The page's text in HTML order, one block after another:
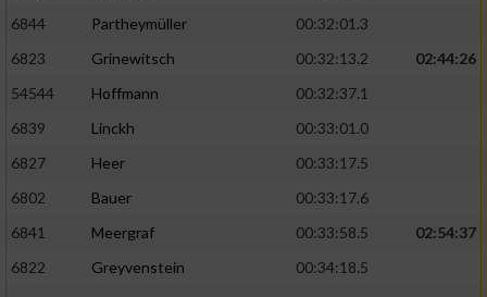
6844
Partheymüller
00:32:01.3
6823
Grinewitsch 00:32:13.2
02:44:26
54544
Hoffmann
00:32:37.1
6839
Linckh
00:33:01.0
6827
Heer
00:33:17.5
6802
Bauer
00:33:17.6
6841
Meergraf 00:33:58.5
02:54:37
6822
Greyvenstein
00:34:18.5